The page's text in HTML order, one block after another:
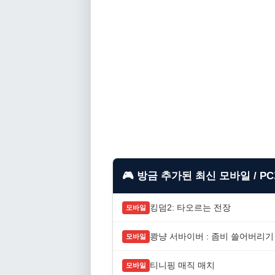
🎮 방금 추가된 최신 모바일 /
모바일 킹덤2: 타오르는 전장
모바일 쾅냥 서바이버 : 좀비 쓸어버리기
모바일 티니핑 매직 매치